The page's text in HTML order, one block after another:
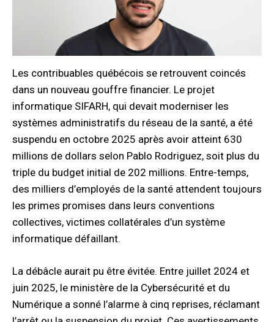
Les contribuables québécois se retrouvent coincés
dans un nouveau gouffre financier. Le projet
informatique SIFARH, qui devait moderniser les
systèmes administratifs du réseau de la santé, a été
suspendu en octobre 2025 après avoir atteint 630
millions de dollars selon Pablo Rodriguez, soit plus du
triple du budget initial de 202 millions. Entre-temps,
des milliers d’employés de la santé attendent toujours
les primes promises dans leurs conventions
collectives, victimes collatérales d’un système
informatique défaillant.
La débâcle aurait pu être évitée. Entre juillet 2024 et
juin 2025, le ministère de la Cybersécurité et du
Numérique a sonné l’alarme à cinq reprises, réclamant